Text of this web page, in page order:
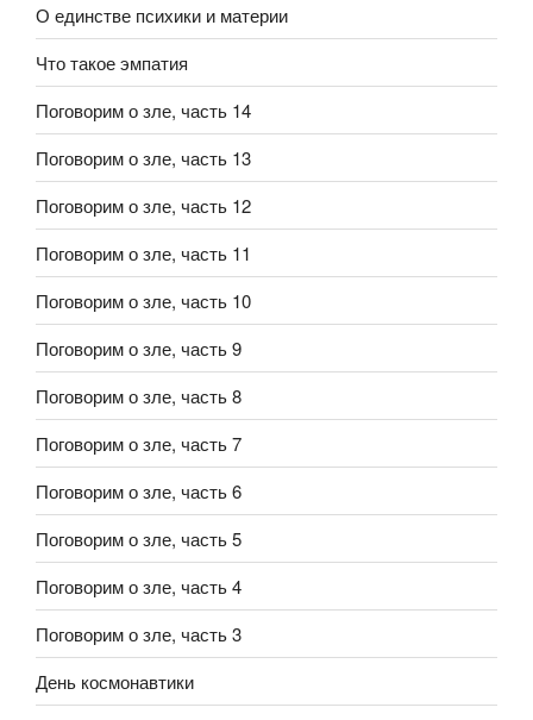
О единстве психики и материи
Что такое эмпатия
Поговорим о зле, часть 14
Поговорим о зле, часть 13
Поговорим о зле, часть 12
Поговорим о зле, часть 11
Поговорим о зле, часть 10
Поговорим о зле, часть 9
Поговорим о зле, часть 8
Поговорим о зле, часть 7
Поговорим о зле, часть 6
Поговорим о зле, часть 5
Поговорим о зле, часть 4
Поговорим о зле, часть 3
День космонавтики